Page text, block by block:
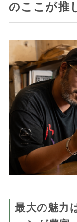
のここが推
最大の魅力